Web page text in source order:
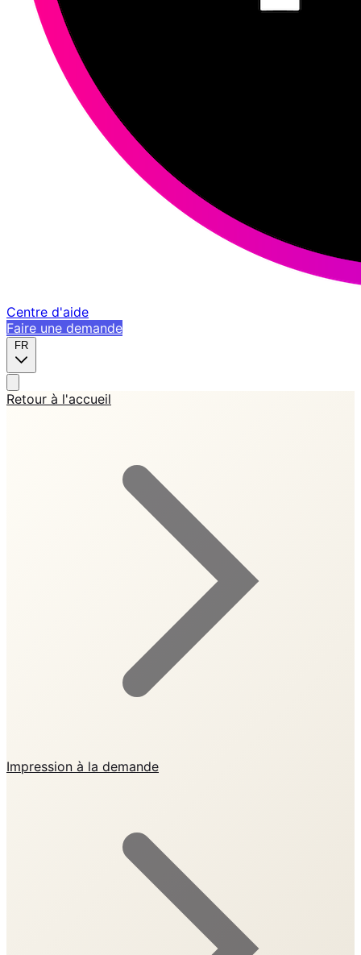
Centre d'aide
Faire une demande
FR
Retour à l'accueil
Impression à la demande